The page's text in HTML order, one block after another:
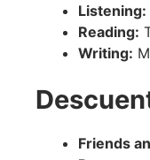
Listening:
Reading:
Writing:
Friends